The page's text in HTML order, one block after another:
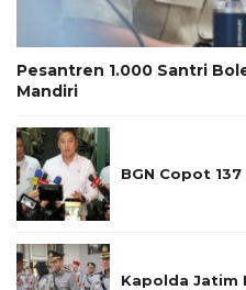
Pesantren 1.000 Santri
Mandiri
BGN Copot 137
Kapolda Jatim